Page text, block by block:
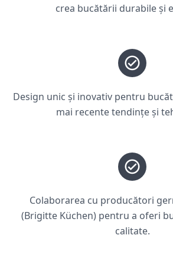
crea bucătării durabile și
Design unic și inovativ pentru
mai recente tendințe și
Colaborarea cu producători
(Brigitte Küchen) pentru a oferi
calitate.